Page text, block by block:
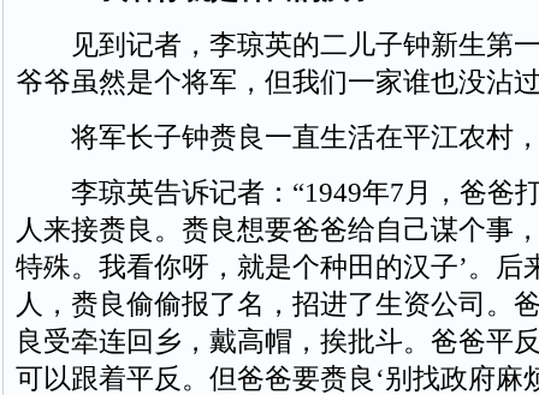
见到记者，李琼英的二儿子钟新生第一
爷爷虽然是个将军，但我们一家谁也没沾
将军长子钟赉良一直生活在平江农村，
李琼英告诉记者：“1949年7月，爸爸
人来接赉良。赉良想要爸爸给自己谋个事
特殊。我看你呀，就是个种田的汉子’。后
人，赉良偷偷报了名，招进了生资公司。
良受牵连回乡，戴高帽，挨批斗。爸爸平
可以跟着平反。但爸爸要赉良‘别找政府麻